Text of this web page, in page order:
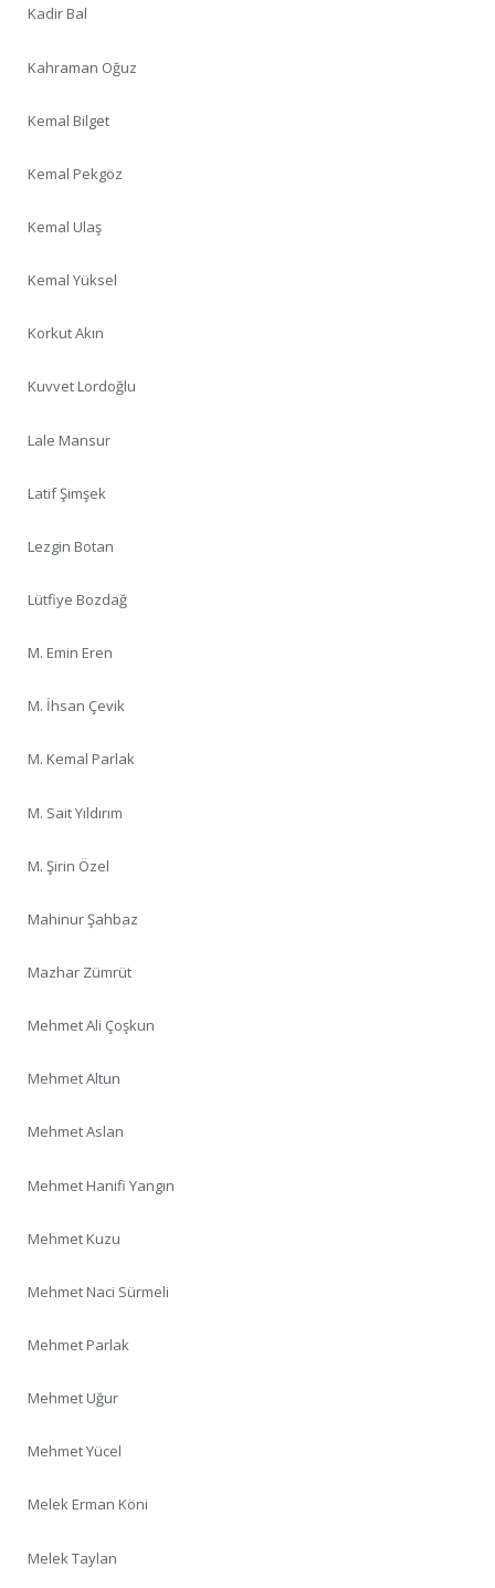
Kadir Bal
Kahraman Oğuz
Kemal Bilget
Kemal Pekgöz
Kemal Ulaş
Kemal Yüksel
Korkut Akın
Kuvvet Lordoğlu
Lale Mansur
Latif Şimşek
Lezgin Botan
Lütfiye Bozdağ
M. Emin Eren
M. İhsan Çevik
M. Kemal Parlak
M. Sait Yıldırım
M. Şirin Özel
Mahinur Şahbaz
Mazhar Zümrüt
Mehmet Ali Çoşkun
Mehmet Altun
Mehmet Aslan
Mehmet Hanifi Yangın
Mehmet Kuzu
Mehmet Naci Sürmeli
Mehmet Parlak
Mehmet Uğur
Mehmet Yücel
Melek Erman Köni
Melek Taylan